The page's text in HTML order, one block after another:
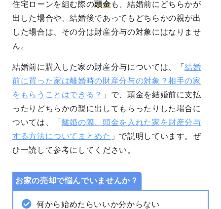
住宅ローンを組む際の頭金も、結婚前にどちらかが
出した場合や、結婚後であってもどちらかの親が出
した場合は、その分は財産分与の対象にはなりませ
ん。
結婚前に購入した家の財産分与については、「結婚
前に買った家は離婚時の財産分与の対象？相手の家
をもらうことはできる？ 」で、頭金を結婚前に支払
ったりどちらかの親に出してもらったりした場合に
ついては、「 離婚の際、頭金を入れた家を財産分与
する方法についてまとめた 」で説明しています。ぜ
ひ一読して参考にしてください。
お家の売却で悩んでいませんか？
何から始めたらいいか分からない